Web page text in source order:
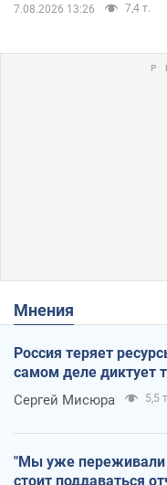
7.08.2026 13:26 7,4 т.
Мнения
Россия теряет
самом деле диктует
Сергей Мисюра 5,5 т.
"Мы уже переживали
стоит поддаваться